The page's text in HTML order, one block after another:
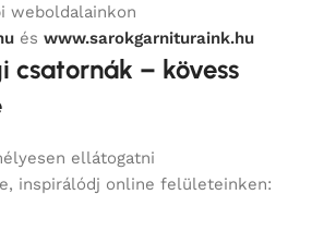
weboldalainkon
és www.sarokgarnituraink.hu
csatornák – kövess
ellátogatni
inspirálódj online felületeinken: